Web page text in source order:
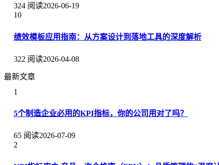
324 阅读2026-06-19
10
绩效模板应用指南：从方案设计到落地工具的深度解析
322 阅读2026-04-08
最新文章
1
5个制造企业必用的KPI指标，你的公司用对了吗？
65 阅读2026-07-09
2